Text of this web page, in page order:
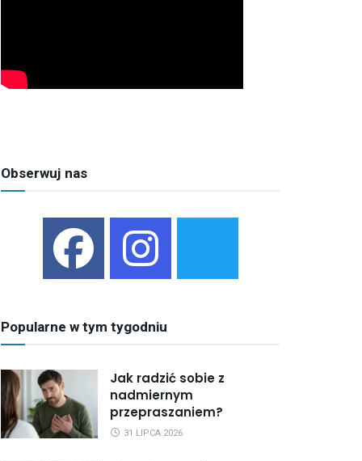
Obserwuj nas
Popularne w tym tygodniu
Jak radzić sobie z
nadmiernym
przepraszaniem?
31 LIPCA 2026